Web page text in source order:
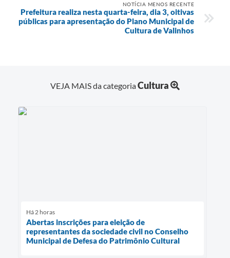
NOTÍCIA MENOS RECENTE
Prefeitura realiza nesta quarta-feira, dia 3, oitivas
públicas para apresentação do Plano Municipal de
Cultura de Valinhos
VEJA MAIS da categoriaCultura
Há 2 horas
Abertas inscrições para eleição de
representantes da sociedade civil no Conselho
Municipal de Defesa do Patrimônio Cultural